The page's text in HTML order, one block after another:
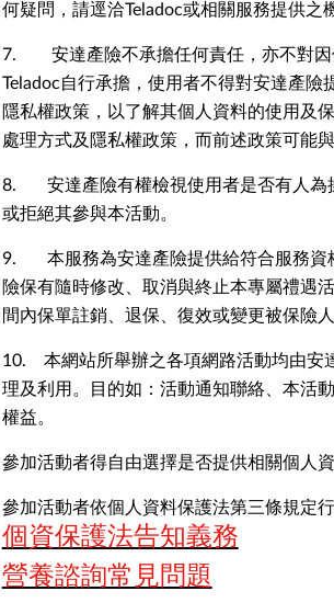
何疑問，請逕洽Teladoc或相關服務提供之
7. 安達產險不承擔任何責任，亦不對因
Teladoc自行承擔，使用者不得對安達產險
隱私權政策，以了解其個人資料的使用及
處理方式及隱私權政策，而前述政策可能
8. 安達產險有權檢視使用者是否有人為
或拒絕其參與本活動。
9. 本服務為安達產險提供給符合服務資
險保有隨時修改、取消與終止本專屬禮遇
間內保單註銷、退保、復效或變更被保險
10. 本網站所舉辦之各項網路活動均由安
理及利用。目的如：活動通知聯絡、本活
權益。
參加活動者得自由選擇是否提供相關個人
參加活動者依個人資料保護法第三條規定
個資保護法告知義務
營養諮詢常見問題